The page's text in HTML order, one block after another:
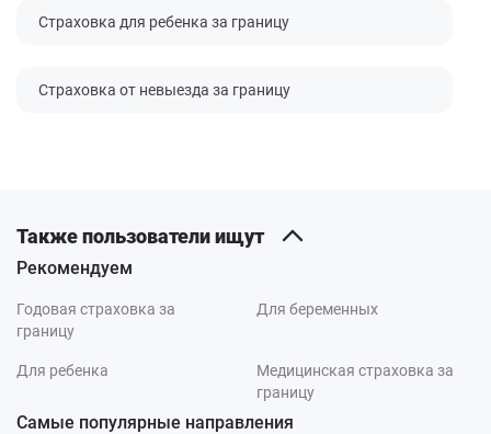
Страховка для ребенка за границу
Страховка от невыезда за границу
Также пользователи ищут
Рекомендуем
Годовая страховка за
границу
Для беременных
Для ребенка
Медицинская страховка за
границу
Самые популярные направления